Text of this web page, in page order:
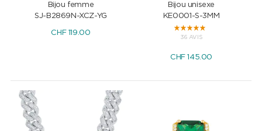
Bijou femme
SJ-B2869N-XCZ-YG
CHF119.00
Bijou unisexe
KE0001-S-3MM
36 AVIS
CHF145.00